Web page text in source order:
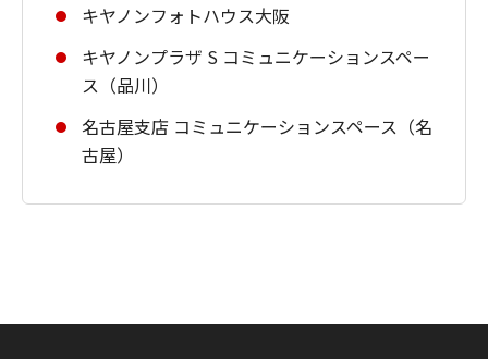
キヤノンフォトハウス大阪
キヤノンプラザ S コミュニケーションスペー
ス（品川）
名古屋支店 コミュニケーションスペース（名
古屋）